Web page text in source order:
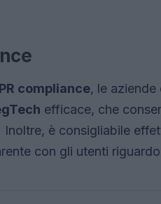
compliance, le
efficace, che
è consigliabile
con gli utenti